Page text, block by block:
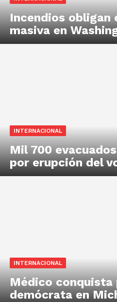
Incendios obligan
masiva en
INTERNACIONAL
Mil 700
por erupción del
INTERNACIONAL
Médico conquista
demócrata en